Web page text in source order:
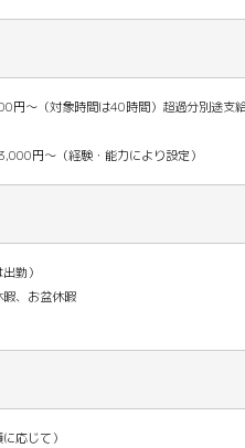
円〜（対象時間は40時間）超過分別途支
円～（経験・能力により設定）
勤）
、お盆休暇
応じて）